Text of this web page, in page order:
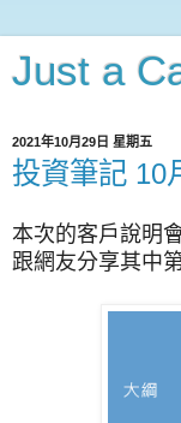
Just a
2021年10月29日 星期五
投資筆記 10
本次的客戶說明
跟網友分享其中